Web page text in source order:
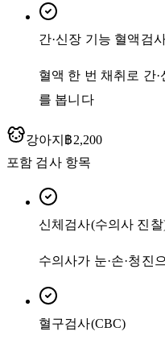
간·신장 기능 혈액검
혈액 한 번 채취로 간
를 봅니다
강아지 ฿2,200
포함 검사 항목
신체검사(수의사 진
수의사가 눈·손·청진
혈구검사(CBC)